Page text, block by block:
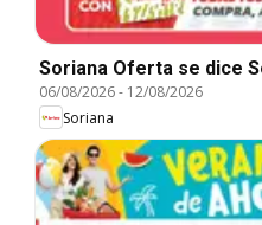
Soriana Oferta se dice
06/08/2026- 12/08/2026
Soriana